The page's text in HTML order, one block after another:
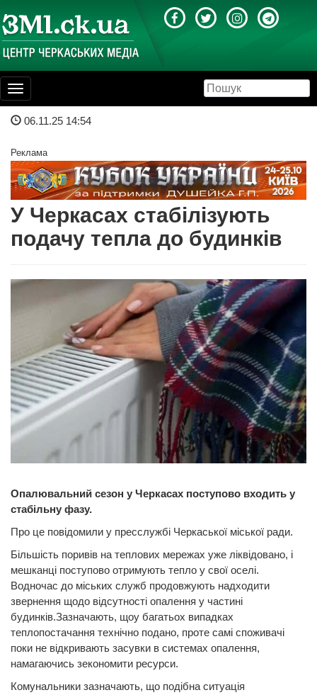
Toggle
navigation
06.11.25 14:54
Реклама
У Черкасах стабілізують
подачу тепла до будинків
Опалювальний сезон у Черкасах поступово входить у
стабільну фазу.
Про це повідомили у пресслужбі Черкаської міської ради.
Більшість поривів на теплових мережах уже ліквідовано, і
мешканці поступово отримують тепло у свої оселі.
Водночас до міських служб продовжують надходити
звернення щодо відсутності опалення у частині
будинків.Зазначають, щоу багатьох випадках
теплопостачання технічно подано, проте самі споживачі
поки не відкривають засувки в системах опалення,
намагаючись зекономити ресурси.
Комунальники зазначають, що подібна ситуація